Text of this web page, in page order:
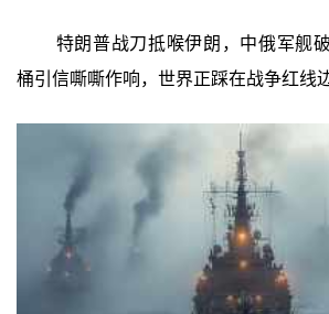
特朗普战刀抵喉伊朗，中俄军舰
桶引信嘶嘶作响，世界正踩在战争红线